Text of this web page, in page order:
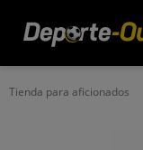
Tienda para aficionados